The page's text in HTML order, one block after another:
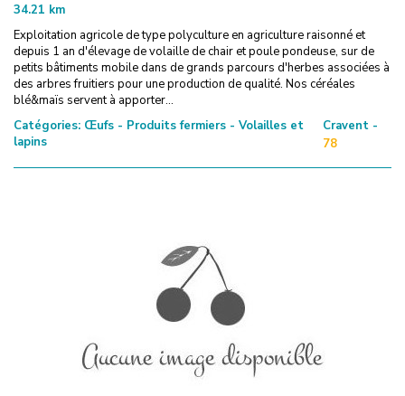
34.21 km
Exploitation agricole de type polyculture en agriculture raisonné et
depuis 1 an d'élevage de volaille de chair et poule pondeuse, sur de
petits bâtiments mobile dans de grands parcours d'herbes associées à
des arbres fruitiers pour une production de qualité. Nos céréales
blé&maïs servent à apporter...
Catégories: Œufs - Produits fermiers - Volailles et
lapins
Cravent -
78